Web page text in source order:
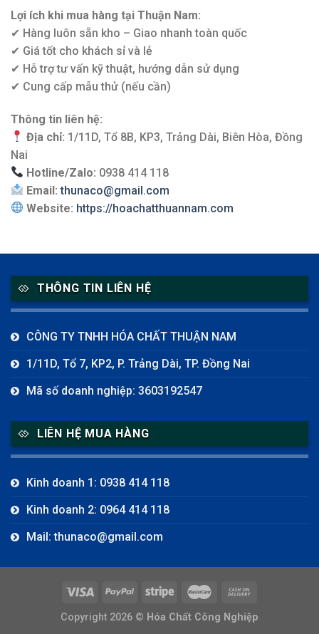
Lợi ích khi mua hàng tại Thuận Nam:
✔ Hàng luôn sẵn kho – Giao nhanh toàn quốc
✔ Giá tốt cho khách sỉ và lẻ
✔ Hỗ trợ tư vấn kỹ thuật, hướng dẫn sử dụng
✔ Cung cấp mẫu thử (nếu cần)
Thông tin liên hệ:
Địa chỉ: 1/11D, Tổ 8B, KP3, Trảng Dài, Biên Hòa, Đồng
Nai
Hotline/Zalo: 0938 414 118
Email: thunaco@gmail.com
Website: https://hoachatthuannam.com
THÔNG TIN LIÊN HỆ
CÔNG TY TNHH HÓA CHẤT THUẬN NAM
1/11D, Tổ 7, KP2, P. Trảng Dài, TP. Đồng Nai
Mã số doanh nghiệp: 3603192547
LIÊN HỆ MUA HÀNG
Kinh doanh 1: 0938 414 118
Kinh doanh 2: 0964 414 118
Mail: thunaco@gmail.com
Copyright 2026 © Hóa Chất Công Nghiệp